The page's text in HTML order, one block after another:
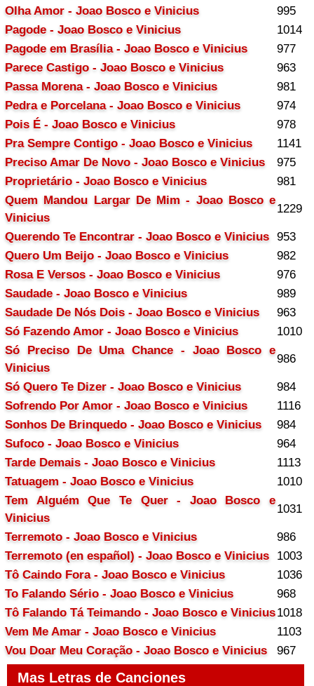
Olha Amor - Joao Bosco e Vinicius
995
Pagode - Joao Bosco e Vinicius
1014
Pagode em Brasília - Joao Bosco e Vinicius
977
Parece Castigo - Joao Bosco e Vinicius
963
Passa Morena - Joao Bosco e Vinicius
981
Pedra e Porcelana - Joao Bosco e Vinicius
974
Pois É - Joao Bosco e Vinicius
978
Pra Sempre Contigo - Joao Bosco e Vinicius
1141
Preciso Amar De Novo - Joao Bosco e Vinicius
975
Proprietário - Joao Bosco e Vinicius
981
Quem Mandou Largar De Mim - Joao Bosco e
Vinicius
1229
Querendo Te Encontrar - Joao Bosco e Vinicius 953
Quero Um Beijo - Joao Bosco e Vinicius
982
Rosa E Versos - Joao Bosco e Vinicius
976
Saudade - Joao Bosco e Vinicius
989
Saudade De Nós Dois - Joao Bosco e Vinicius
963
Só Fazendo Amor - Joao Bosco e Vinicius
1010
Só Preciso De Uma Chance - Joao Bosco e
Vinicius
986
Só Quero Te Dizer - Joao Bosco e Vinicius
984
Sofrendo Por Amor - Joao Bosco e Vinicius
1116
Sonhos De Brinquedo - Joao Bosco e Vinicius
984
Sufoco - Joao Bosco e Vinicius
964
Tarde Demais - Joao Bosco e Vinicius
1113
Tatuagem - Joao Bosco e Vinicius
1010
Tem Alguém Que Te Quer - Joao Bosco e
Vinicius
1031
Terremoto - Joao Bosco e Vinicius
986
Terremoto (en español) - Joao Bosco e Vinicius
1003
Tô Caindo Fora - Joao Bosco e Vinicius
1036
To Falando Sério - Joao Bosco e Vinicius
968
Tô Falando Tá Teimando - Joao Bosco e Vinicius1018
Vem Me Amar - Joao Bosco e Vinicius
1103
Vou Doar Meu Coração - Joao Bosco e Vinicius
967
Mas Letras de Canciones